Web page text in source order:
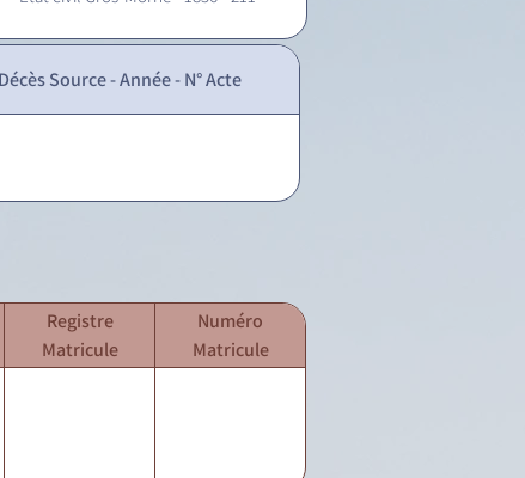
Décès Source - Année - N° Acte
Registre
Matricule
Numéro
Matricule